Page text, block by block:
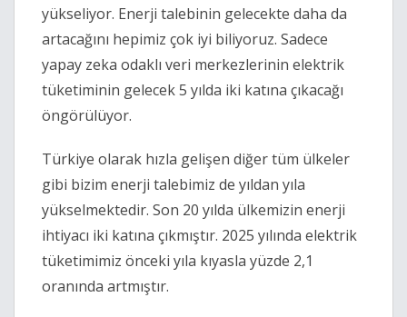
yükseliyor. Enerji talebinin gelecekte daha da
artacağını hepimiz çok iyi biliyoruz. Sadece
yapay zeka odaklı veri merkezlerinin elektrik
tüketiminin gelecek 5 yılda iki katına çıkacağı
öngörülüyor.
Türkiye olarak hızla gelişen diğer tüm ülkeler
gibi bizim enerji talebimiz de yıldan yıla
yükselmektedir. Son 20 yılda ülkemizin enerji
ihtiyacı iki katına çıkmıştır. 2025 yılında elektrik
tüketimimiz önceki yıla kıyasla yüzde 2,1
oranında artmıştır.